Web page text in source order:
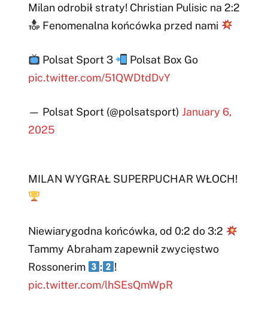
Milan odrobił straty! Christian Pulisic na 2:2
Fenomenalna końcówka przed nami
Polsat Sport 3
Polsat Box Go
pic.twitter.com/51QWDtdDvY
— Polsat Sport (@polsatsport) January 6,
2025
MILAN WYGRAŁ SUPERPUCHAR WŁOCH!
Niewiarygodna końcówka, od 0:2 do 3:2
Tammy Abraham zapewnił zwycięstwo
Rossonerim
:
!
pic.twitter.com/lhSEsQmWpR